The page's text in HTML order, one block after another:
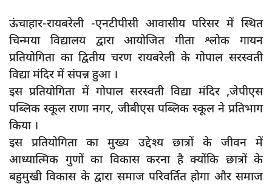
प्रशासनिक
दुर्घटना
editors-pick
other
Login
Register
ऊंचाहार-रायबरेली -एनटीपीसी आवासीय परिसर में स्थित
चिन्मया विद्यालय द्वारा आयोजित गीता श्लोक गायन
प्रतियोगिता का द्वितीय चरण रायबरेली के गोपाल सरस्वती
विद्या मंदिर में संपन्न हुआ ।
इस प्रतियोगिता में गोपाल सरस्वती विद्या मंदिर ,जेपीएस
पब्लिक स्कूल राणा नगर, जीबीएस पब्लिक स्कूल ने प्रतिभाग
किया ।
इस प्रतियोगिता का मुख्य उद्देश्य छात्रों के जीवन में
आध्यात्मिक गुणों का विकास करना है क्योंकि छात्रों के
बहुमुखी विकास के द्वारा समाज परिवर्तित होगा और समाज